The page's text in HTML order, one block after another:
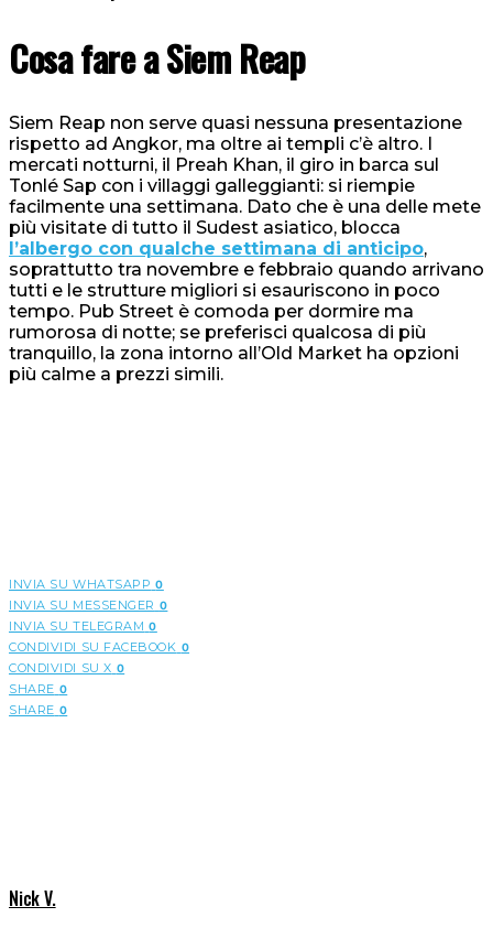
Cosa fare a Siem Reap
Siem Reap non serve quasi nessuna presentazione
rispetto ad Angkor, ma oltre ai templi c’è altro. I
mercati notturni, il Preah Khan, il giro in barca sul
Tonlé Sap con i villaggi galleggianti: si riempie
facilmente una settimana. Dato che è una delle mete
più visitate di tutto il Sudest asiatico, blocca
l’albergo con qualche settimana di anticipo,
soprattutto tra novembre e febbraio quando arrivano
tutti e le strutture migliori si esauriscono in poco
tempo. Pub Street è comoda per dormire ma
rumorosa di notte; se preferisci qualcosa di più
tranquillo, la zona intorno all’Old Market ha opzioni
più calme a prezzi simili.
INVIA SU WHATSAPP 0
INVIA SU MESSENGER 0
INVIA SU TELEGRAM 0
CONDIVIDI SU FACEBOOK 0
CONDIVIDI SU X 0
SHARE 0
SHARE 0
Nick V.